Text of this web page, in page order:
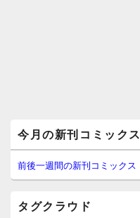
イ
ン
サ
イ
今月の新刊コミックス
前後一週間の新刊コミックス
タグクラウド